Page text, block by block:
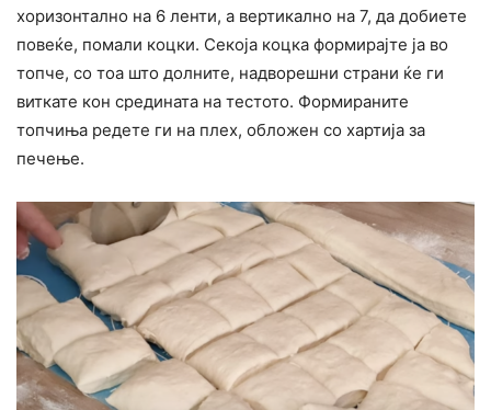
хоризонтално на 6 ленти, а вертикално на 7, да добиете
повеќе, помали коцки. Секоја коцка формирајте ја во
топче, со тоа што долните, надворешни страни ќе ги
виткате кон средината на тестото. Формираните
топчиња редете ги на плех, обложен со хартија за
печење.